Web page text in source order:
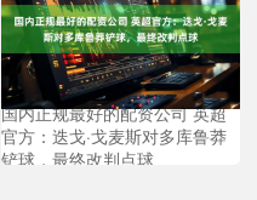
国内正规最好的配资公司 英超
官方：迭戈·戈麦斯对多库鲁莽
铲球，最终改判点球